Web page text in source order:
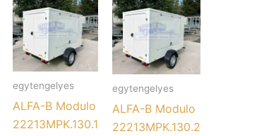
egytengelyes
ALFA-B Modulo
22213MPK.130.1
egytengelyes
ALFA-B Modulo
22213MPK.130.2